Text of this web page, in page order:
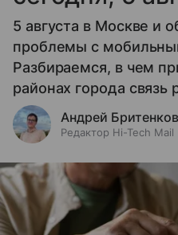
5 августа в Москве и
проблемы с
Разбираемся, в чем
районах города связь
Андрей Бритенков
Редактор Hi-Tech Mail